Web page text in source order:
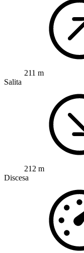
211 m
Salita
212 m
Discesa